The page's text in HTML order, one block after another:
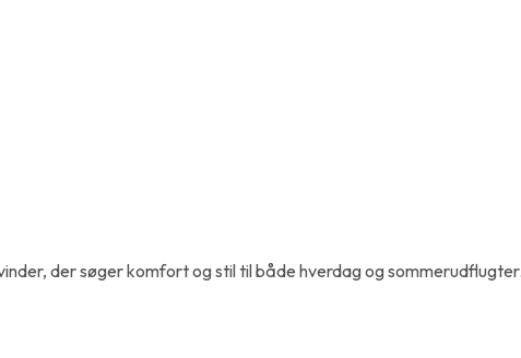
der søger komfort og stil til både hverdag og